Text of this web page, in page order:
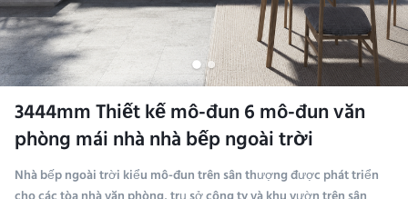
3444mm Thiết kế mô-đun 6 mô-đun văn
phòng mái nhà nhà bếp ngoài trời
Nhà bếp ngoài trời kiểu mô-đun trên sân thượng được phát triển